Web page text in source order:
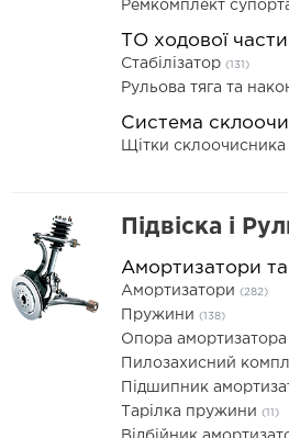
Ремкомплект
ТО ходової
Стабілізатор (131)
Рульова тяга та
Система
Щітки склоочисника
Підвіска і
Амортизатори
Амортизатори (282)
Пружини (138)
Опора амортизатора
Пилозахисний
Підшипник
Тарілка пружини (11)